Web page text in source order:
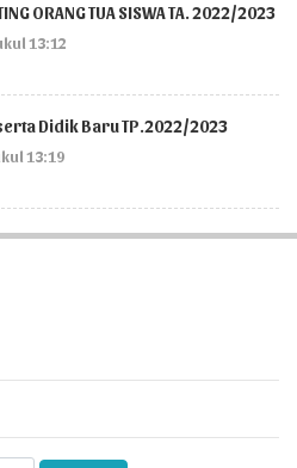
ORANG TUA SISWA TA. 2022/2023
13:12
Didik Baru TP.2022/2023
13:19